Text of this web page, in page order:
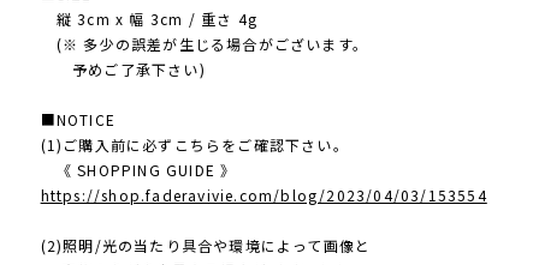
縦 3cm x 幅 3cm / 重さ 4g
(※ 多少の誤差が生じる場合がございます。
予めご了承下さい)
■NOTICE
(1)ご購入前に必ずこちらをご確認下さい。
《 SHOPPING GUIDE 》
https://shop.faderavivie.com/blog/2023/04/03/153554
(2)照明/光の当たり具合や環境によって画像と